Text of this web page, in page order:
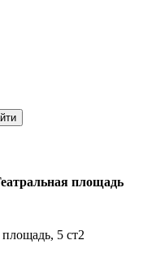
площадь
5 ст2